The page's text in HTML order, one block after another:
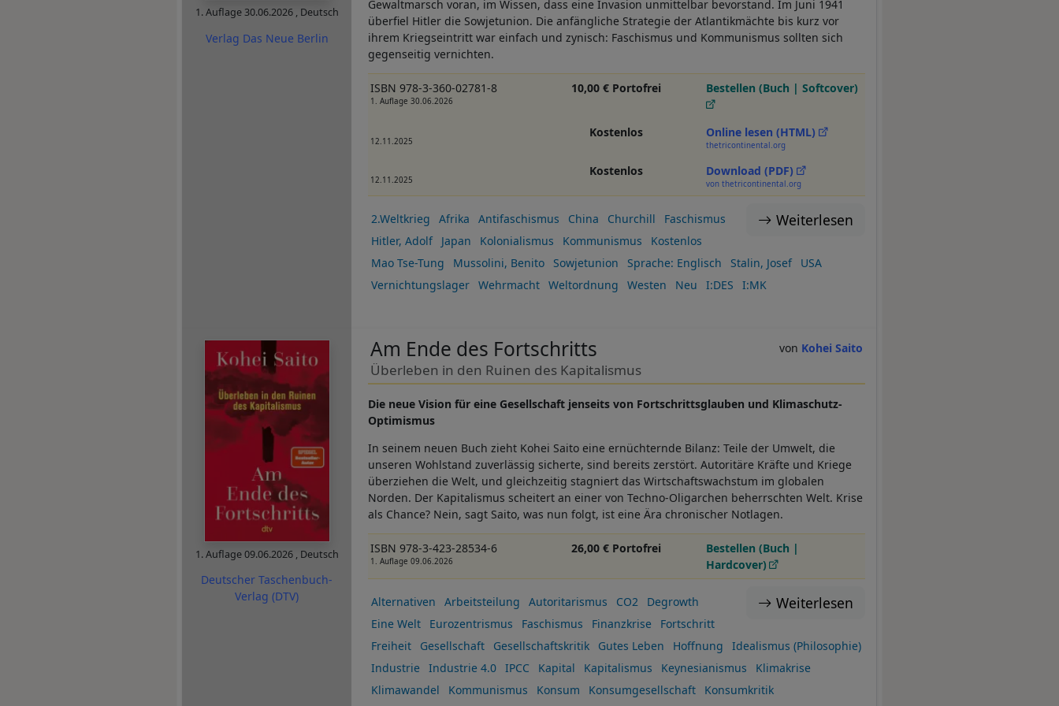
1. Auflage 30.06.2026 , Deutsch
Verlag Das Neue Berlin
Gewaltmarsch voran, im Wissen, dass eine Invasion unmittelbar bevorstand. Im Juni 1941
überfiel Hitler die Sowjetunion. Die anfängliche Strategie der Atlantikmächte bis kurz vor
ihrem Kriegseintritt war einfach und zynisch: Faschismus und Kommunismus sollten sich
gegenseitig vernichten.
ISBN 978-3-360-02781-8
1. Auflage 30.06.2026
10,00 € Portofrei Bestellen (Buch | Softcover)
12.11.2025
Kostenlos Online lesen (HTML)
thetricontinental.org
12.11.2025
Kostenlos Download (PDF)
von thetricontinental.org
Weiterlesen
2.Weltkrieg Afrika Antifaschismus China Churchill
Faschismus
Hitler, Adolf
Japan Kolonialismus Kommunismus
Kostenlos
Mao Tse-Tung
Mussolini, Benito Sowjetunion Sprache: Englisch Stalin, Josef
USA
Vernichtungslager
Wehrmacht Weltordnung Westen Neu I:DES I:MK
1. Auflage09.06.2026 , Deutsch
Deutscher Taschenbuch-
Verlag (DTV)
Kohei Saito
Am Ende des Fortschritts
Überleben in den Ruinen des Kapitalismus
Die neue Vision für eine Gesellschaft jenseits von Fortschrittsglauben und Klimaschutz-
Optimismus
In seinem neuen Buch zieht Kohei Saito eine ernüchternde Bilanz: Teile der Umwelt, die
unseren Wohlstand zuverlässig sicherte, sind bereits zerstört. Autoritäre Kräfte und Kriege
überziehen die Welt, und gleichzeitig stagniert das Wirtschaftswachstum im globalen
Norden. Der Kapitalismus scheitert an einer von Techno-Oligarchen beherrschten Welt. Krise
als Chance? Nein, sagt Saito, was nun folgt, ist eine Ära chronischer Notlagen.
ISBN 978-3-423-28534-6
1. Auflage 09.06.2026
26,00 € Portofrei
Bestellen (Buch |
Hardcover)
Weiterlesen
Alternativen Arbeitsteilung Autoritarismus CO2
Degrowth
Eine Welt
Eurozentrismus Faschismus Finanzkrise
Fortschritt
Freiheit
Gesellschaft Gesellschaftskritik Gutes Leben Hoffnung
Idealismus (Philosophie)
Industrie
Industrie 4.0 IPCC Kapital Kapitalismus Keynesianismus
Klimakrise
Klimawandel
Kommunismus Konsum Konsumgesellschaft
Konsumkritik